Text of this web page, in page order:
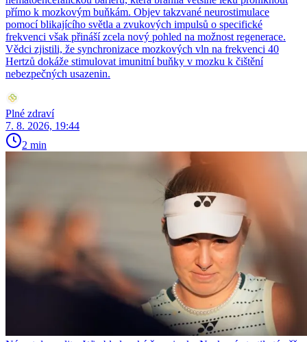
přímo k mozkovým buňkám. Objev takzvané neurostimulace
pomocí blikajícího světla a zvukových impulsů o specifické
frekvenci však přináší zcela nový pohled na možnost regenerace.
Vědci zjistili, že synchronizace mozkových vln na frekvenci 40
Hertzů dokáže stimulovat imunitní buňky v mozku k čištění
nebezpečných usazenin.
Plné zdraví
7. 8. 2026, 19:44
2 min